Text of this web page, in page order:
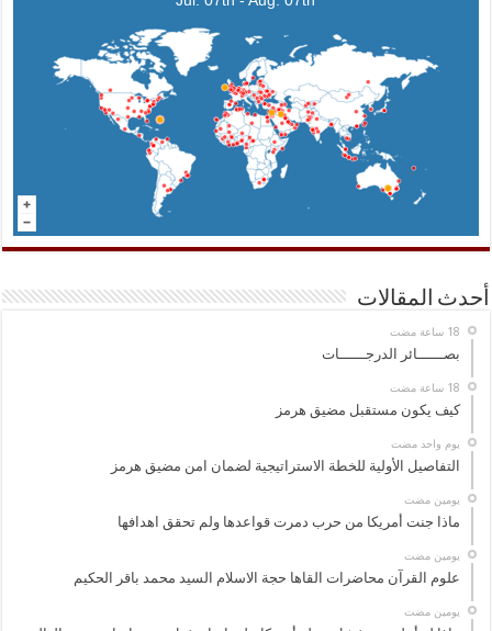
أحدث المقالات
بصــــــائر الدرجــــــات
كيف يكون مستقبل مضيق هرمز
‏يوم واحد مضت
التفاصيل الأولية للخطة الاستراتيجية لضمان امن مضيق هرمز
‏يومين مضت
ماذا جنت أمريكا من حرب دمرت قواعدها ولم تحقق اهدافها
‏يومين مضت
علوم القرآن محاضرات القاها حجة الاسلام السيد محمد باقر الحكيم
‏يومين مضت